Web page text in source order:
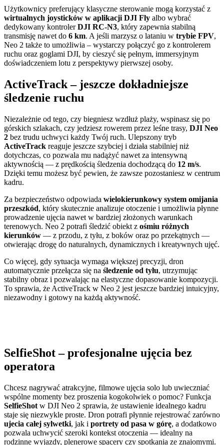
Użytkownicy preferujący klasyczne sterowanie mogą korzystać z
wirtualnych joysticków w aplikacji DJI Fly albo wybrać
dedykowany kontrolerDJI RC-N3, który zapewnia stabilną
transmisję nawet do 6 km. A jeśli marzysz o lataniu w trybie FPV,
Neo 2 także to umożliwia – wystarczy połączyć go z kontrolerem
ruchu oraz goglami DJI, by cieszyć się pełnym, immersyjnym
doświadczeniem lotu z perspektywy pierwszej osoby.
ActiveTrack – jeszcze dokładniejsze
śledzenie ruchu
Niezależnie od tego, czy biegniesz wzdłuż plaży, wspinasz się po
górskich szlakach, czy jedziesz rowerem przez leśne trasy, DJI Neo
2 bez trudu uchwyci każdy Twój ruch. Ulepszony tryb
ActiveTrack reaguje jeszcze szybciej i działa stabilniej niż
dotychczas, co pozwala mu nadążyć nawet za intensywną
aktywnością — z prędkością śledzenia dochodzącą do 12 m/s.
Dzięki temu możesz być pewien, że zawsze pozostaniesz w centrum
kadru.
Za bezpieczeństwo odpowiada wielokierunkowy system omijania
przeszkód, który skutecznie analizuje otoczenie i umożliwia płynne
prowadzenie ujęcia nawet w bardziej złożonych warunkach
terenowych. Neo 2 potrafi śledzić obiekt z ośmiu różnych
kierunków — z przodu, z tyłu, z boków oraz po przekątnych —
otwierając drogę do naturalnych, dynamicznych i kreatywnych ujęć.
Co więcej, gdy sytuacja wymaga większej precyzji, dron
automatycznie przełącza się na śledzenie od tyłu, utrzymując
stabilny obraz i pozwalając na elastyczne dopasowanie kompozycji.
To sprawia, że ActiveTrack w Neo 2 jest jeszcze bardziej intuicyjny,
niezawodny i gotowy na każdą aktywność.
SelfieShot – profesjonalne ujęcia bez
operatora
Chcesz nagrywać atrakcyjne, filmowe ujęcia solo lub uwieczniać
wspólne momenty bez proszenia kogokolwiek o pomoc? Funkcja
SelfieShot w DJI Neo 2 sprawia, że ustawienie idealnego kadru
staje się niezwykle proste. Dron potrafi płynnie rejestrować zarówno
ujecia całej sylwetki, jak i portrety od pasa w górę, a dodatkowo
pozwala uchwycić szeroki kontekst otoczenia — idealny na
rodzinne wyjazdy, plenerowe spacery czy spotkania ze znajomymi.